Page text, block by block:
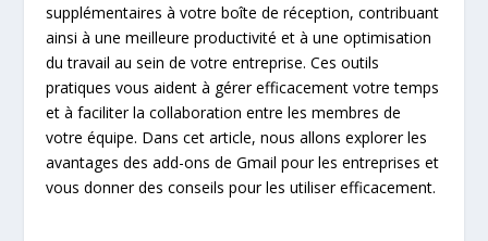
supplémentaires à votre boîte de réception, contribuant
ainsi à une meilleure productivité et à une optimisation
du travail au sein de votre entreprise. Ces outils
pratiques vous aident à gérer efficacement votre temps
et à faciliter la collaboration entre les membres de
votre équipe. Dans cet article, nous allons explorer les
avantages des add-ons de Gmail pour les entreprises et
vous donner des conseils pour les utiliser efficacement.